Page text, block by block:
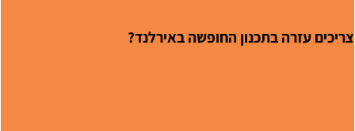
צריכים עזרה בתכנון החופשה באירלנד?